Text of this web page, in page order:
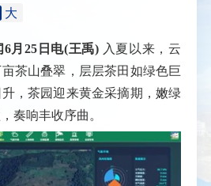
大
月25日电(王禹) 入夏以来，云
茶山叠翠，层层茶田如绿色巨
，茶园迎来黄金采摘期，嫩绿
奏响丰收序曲。